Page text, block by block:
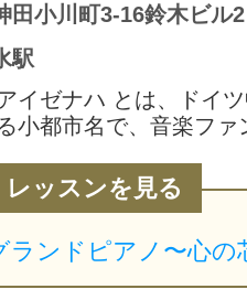
田小川町3-16鈴木ビル
駅
イゼナハ とは、ドイ
小都市名で、音楽フ
レッスンを見る